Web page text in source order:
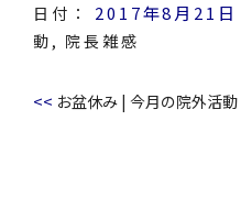
日付： 2017年8月21日
動 , 院長雑感
<< お盆休み | 今月の院外活動